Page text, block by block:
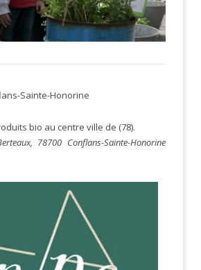
Sainte-Honorine
bio au centre ville de (78).
78700 Conflans-Sainte-Honorine